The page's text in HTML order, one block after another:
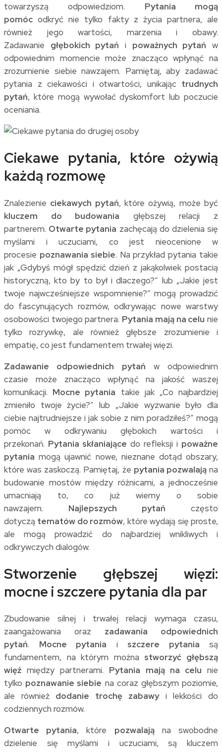
towarzyszą odpowiedziom. Pytania mogą
pomóc odkryć nie tylko fakty z życia partnera, ale
również jego wartości, marzenia i obawy.
Zadawanie głębokich pytań i poważnych pytań w
odpowiednim momencie może znacząco wpłynąć na
zrozumienie siebie nawzajem. Pamiętaj, aby zadawać
pytania z ciekawości i otwartości, unikając trudnych
pytań, które mogą wywołać dyskomfort lub poczucie
oceniania.
Ciekawe pytania, które ożywią
każdą rozmowę
Znalezienie ciekawych pytań, które ożywią, może być
kluczem do budowania głębszej relacji z
partnerem. Otwarte pytania zachęcają do dzielenia się
myślami i uczuciami, co jest nieocenione w
procesie poznawania siebie. Na przykład pytania takie
jak „Gdybyś mógł spędzić dzień z jakąkolwiek postacią
historyczną, kto by to był i dlaczego?” lub „Jakie jest
twoje najwcześniejsze wspomnienie?” mogą prowadzić
do fascynujących rozmów, odkrywając nowe warstwy
osobowości twojego partnera. Pytania mają na celu nie
tylko rozrywkę, ale również głębsze zrozumienie i
empatię, co jest fundamentem trwałej więzi.
Zadawanie odpowiednich pytań w odpowiednim
czasie może znacząco wpłynąć na jakość waszej
komunikacji. Mocne pytania takie jak „Co najbardziej
zmieniło twoje życie?” lub „Jakie wyzwanie było dla
ciebie najtrudniejsze i jak sobie z nim poradziłeś?” mogą
pomóc w odkrywaniu głębokich wartości i
przekonań. Pytania skłaniające do refleksji i poważne
pytania mogą ujawnić nowe, nieznane dotąd obszary,
które was zaskoczą. Pamiętaj, że pytania pozwalająna
budowanie mostów między różnicami, a jednocześnie
umacniają to, co już wiemy o sobie
nawzajem. Najlepszych pytań często
dotyczą tematów do rozmów, które wydają się proste,
ale mogą prowadzić do najbardziej wnikliwych i
odkrywczych dialogów.
Stworzenie głębszej więzi:
mocne i szczere pytania dla par
Zbudowanie silnej i trwałej relacji wymaga czasu,
zaangażowania oraz zadawania odpowiednich
pytań. Mocne pytania i szczere pytania są
fundamentem, na którym można stworzyć głębszą
więź między partnerami. Pytania mają na celu nie
tylko poznawanie siebie na coraz głębszym poziomie,
ale również dodanie trochę zabawyi lekkości do
codziennych rozmów.
Otwarte pytania, które pozwalająna swobodne
dzielenie się myślami i uczuciami, są kluczem